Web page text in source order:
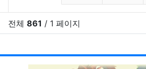
전체 861 / 1 페이지